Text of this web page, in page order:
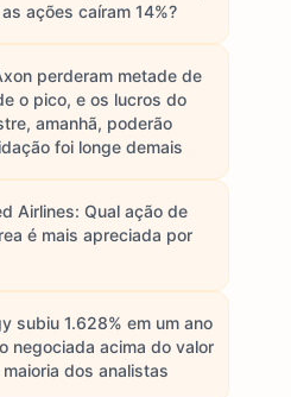
ações caíram 14%?
perderam metade de
o pico, e os lucros do
amanhã, poderão
foi longe demais
Airlines: Qual ação de
é mais apreciada por
subiu 1.628% em um ano
negociada acima do valor
dos analistas